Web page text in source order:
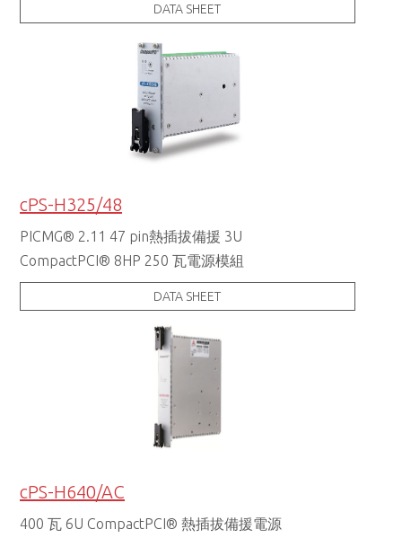
DATA SHEET
cPS-H325/48
PICMG® 2.11 47 pin熱插拔備援 3U
CompactPCI® 8HP 250 瓦電源模組
DATA SHEET
cPS-H640/AC
400 瓦 6U CompactPCI® 熱插拔備援電源